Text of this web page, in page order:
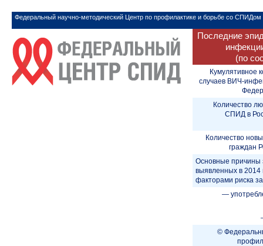
Федеральный научно-методический Центр по профилактике и борьбе со СПИДом
Последние
(по
Кумулятивное
случаев ВИЧ-
Количество
СПИД в
Количество
граждан
Основные причины
выявленных в 2014
факторами риска
—
©